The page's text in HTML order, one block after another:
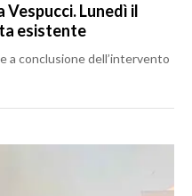
Lunedì il
esistente
a conclusione dell’intervento